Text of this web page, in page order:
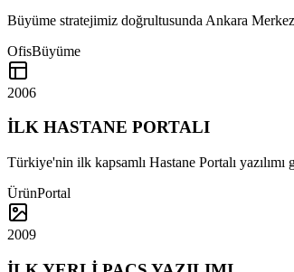
Büyüme stratejimiz doğrultusunda Ankara
OfisBüyüme
2006
İLK HASTANE PORTALI
Türkiye'nin ilk kapsamlı Hastane Portalı yazılımı
ÜrünPortal
2009